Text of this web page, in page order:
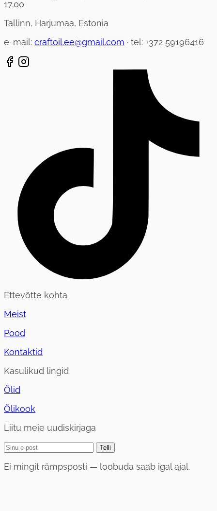
17.00
Tallinn, Harjumaa, Estonia
e-mail: craftoil.ee@gmail.com · tel: +372 59196416
Ettevõtte kohta
Meist
Pood
Kontaktid
Kasulikud lingid
Õlid
Õlikook
Liitu meie uudiskirjaga
Telli
Ei mingit rämpsposti — loobuda saab igal ajal.